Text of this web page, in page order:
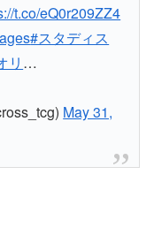
t.co/eQ0r209ZZ4
#スタディス
リ …
May 31,